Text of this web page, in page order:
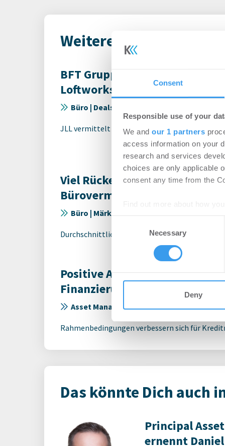
Consent
Responsible use of your
We and our 1 partners
access information on your
research and services
choices are only applicable
consent any time from the
We use cookies to
other information that
Selection
Necessary
Deny
Weitere Meldungen von
BFT Gruppe mietet 710 m²
Loftworks in Düsseldorf an
Büro | Deals Miete
JLL vermittelt Flächen im Rahmen eines
Viel Rückenwind für
Bürovermietungsmarkt
Büro | Märkte-24.07.2026
Durchschnittliche Dealgröße steigt im
Positive Aussichten
Finanzierungsindex Difi
Asset Management | Unternehmen-
Rahmenbedingungen verbessern sich für
Das könnte Dich auch
Principal
ernennt